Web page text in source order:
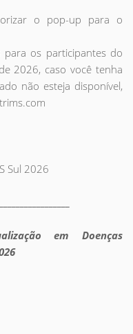
o pop-up para o
para os participantes do
2026, caso você tenha
não esteja disponível,
Sul 2026
em Doenças